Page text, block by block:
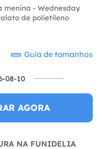
menina - Wednesday
de polietileno
Guia de tamanhos
08-10
AGORA
NA FUNIDELIA